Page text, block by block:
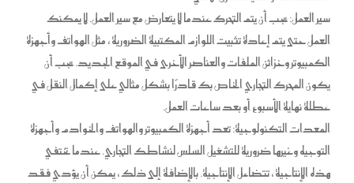
سير العمل: يجب أن يتم التحرك عندما لا يتعارض مع سير العمل. لا يمكنك
العمل حتى يتم إعادة تثبيت اللوازم المكتبية الضرورية ، مثل الهواتف وأجهزة
الكمبيوتر وخزائن الملفات والعناصر الأخرى في الموقع الجديد. يجب أن
يكون المحرك التجاري الخاص بك قادرًا بشكل مثالي على إكمال النقل في
عطلة نهاية الأسبوع أو بعد ساعات العمل.
المعدات التكنولوجية: تعد أجهزة الكمبيوتر والهواتف والخوادم وأجهزة
التوجيه وغيرها ضرورية للتشغيل السلس لنشاطك التجاري. عندما تختفي
هذه الإنتاجية ، تتضاءل الإنتاجية. بالإضافة إلى ذلك ، يمكن أن يؤدي فقد